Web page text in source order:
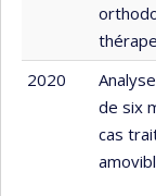
2020
de six
cas